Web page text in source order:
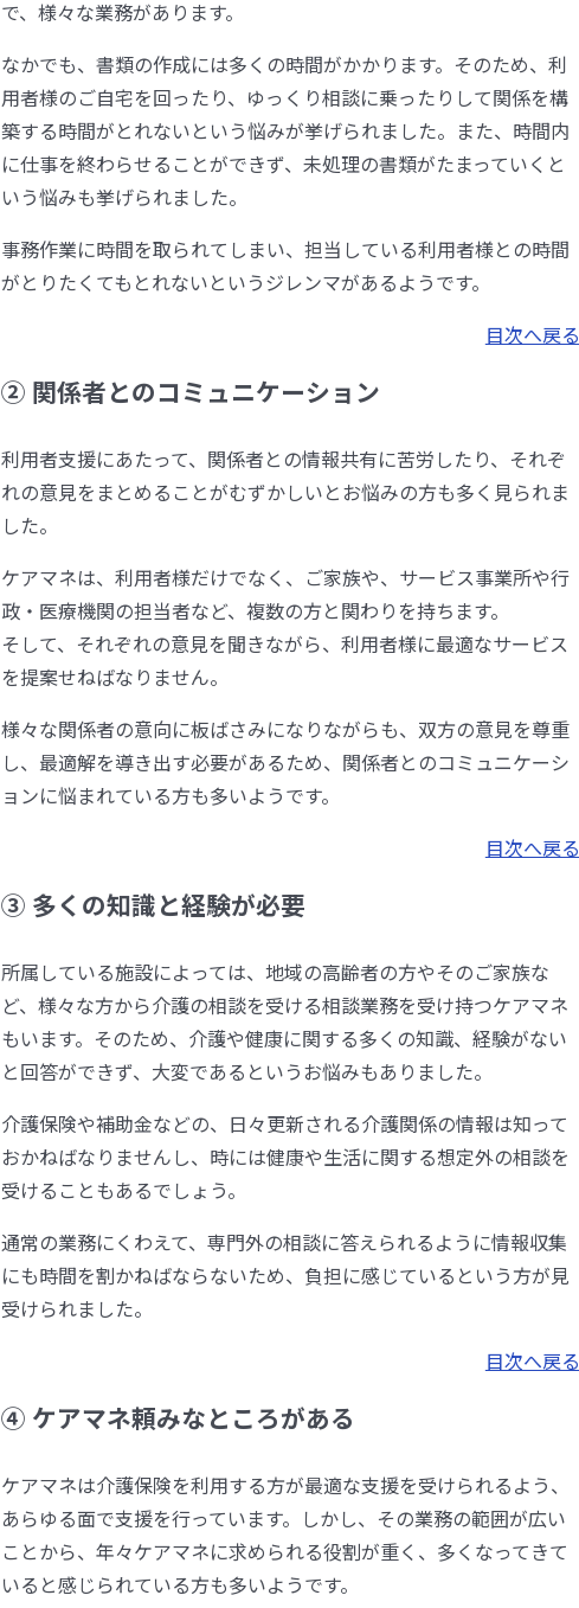
で、様々な業務があります。
なかでも、書類の作成には多くの時間がかかります。そのため、利
用者様のご自宅を回ったり、ゆっくり相談に乗ったりして関係を構
築する時間がとれないという悩みが挙げられました。また、時間内
に仕事を終わらせることができず、未処理の書類がたまっていくと
いう悩みも挙げられました。
事務作業に時間を取られてしまい、担当している利用者様との時間
がとりたくてもとれないというジレンマがあるようです。
目次へ戻る
② 関係者とのコミュニケーション
利用者支援にあたって、関係者との情報共有に苦労したり、それぞ
れの意見をまとめることがむずかしいとお悩みの方も多く見られま
した。
ケアマネは、利用者様だけでなく、ご家族や、サービス事業所や行
政・医療機関の担当者など、複数の方と関わりを持ちます。
そして、それぞれの意見を聞きながら、利用者様に最適なサービス
を提案せねばなりません。
様々な関係者の意向に板ばさみになりながらも、双方の意見を尊重
し、最適解を導き出す必要があるため、関係者とのコミュニケーシ
ョンに悩まれている方も多いようです。
目次へ戻る
③ 多くの知識と経験が必要
所属している施設によっては、地域の高齢者の方やそのご家族な
ど、様々な方から介護の相談を受ける相談業務を受け持つケアマネ
もいます。そのため、介護や健康に関する多くの知識、経験がない
と回答ができず、大変であるというお悩みもありました。
介護保険や補助金などの、日々更新される介護関係の情報は知って
おかねばなりませんし、時には健康や生活に関する想定外の相談を
受けることもあるでしょう。
通常の業務にくわえて、専門外の相談に答えられるように情報収集
にも時間を割かねばならないため、負担に感じているという方が見
受けられました。
目次へ戻る
④ ケアマネ頼みなところがある
ケアマネは介護保険を利用する方が最適な支援を受けられるよう、
あらゆる面で支援を行っています。しかし、その業務の範囲が広い
ことから、年々ケアマネに求められる役割が重く、多くなってきて
いると感じられている方も多いようです。